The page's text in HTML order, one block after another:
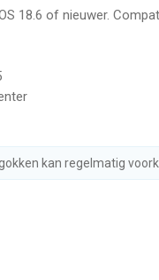
met leeftijden vanaf
laatst vergeleken op 6
18.6 of nieuwer.
kan regelmatig